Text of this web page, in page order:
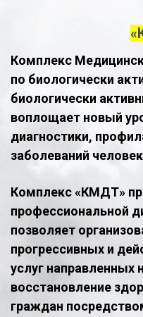
Комплекс
по биологически
биологически
воплощает новый
диагностики,
заболеваний
Комплекс «КМДТ»
профессиональной
позволяет
прогрессивных и
услуг направленных
восстановление
граждан